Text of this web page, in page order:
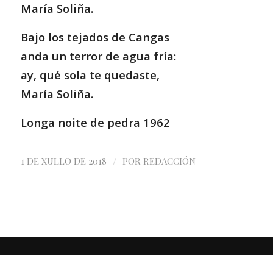
María Soliña.
Bajo los tejados de Cangas
anda un terror de agua fría:
ay, qué sola te quedaste,
María Soliña.
Longa noite de pedra 1962
1 DE XULLO DE 2018 / POR REDACCIÓN